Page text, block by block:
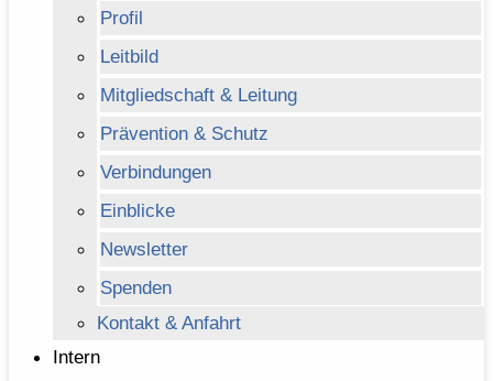
Profil
Leitbild
Mitgliedschaft & Leitung
Prävention & Schutz
Verbindungen
Einblicke
Newsletter
Spenden
Kontakt & Anfahrt
Intern